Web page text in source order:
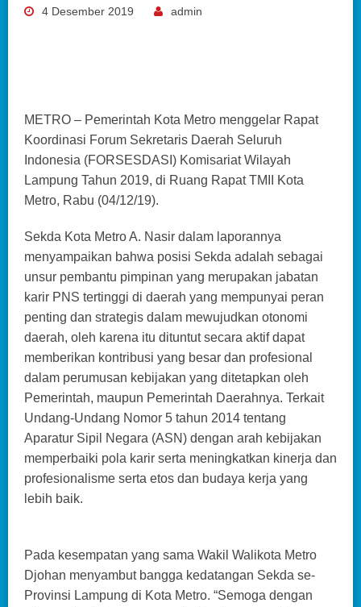
4 Desember 2019 admin
METRO – Pemerintah Kota Metro menggelar Rapat
Koordinasi Forum Sekretaris Daerah Seluruh
Indonesia (FORSESDASI) Komisariat Wilayah
Lampung Tahun 2019, di Ruang Rapat TMII Kota
Metro, Rabu (04/12/19).
Sekda Kota Metro A. Nasir dalam laporannya
menyampaikan bahwa posisi Sekda adalah sebagai
unsur pembantu pimpinan yang merupakan jabatan
karir PNS tertinggi di daerah yang mempunyai peran
penting dan strategis dalam mewujudkan otonomi
daerah, oleh karena itu dituntut secara aktif dapat
memberikan kontribusi yang besar dan profesional
dalam perumusan kebijakan yang ditetapkan oleh
Pemerintah, maupun Pemerintah Daerahnya. Terkait
Undang-Undang Nomor 5 tahun 2014 tentang
Aparatur Sipil Negara (ASN) dengan arah kebijakan
memperbaiki pola karir serta meningkatkan kinerja dan
profesionalisme serta etos dan budaya kerja yang
lebih baik.
Pada kesempatan yang sama Wakil Walikota Metro
Djohan menyambut bangga kedatangan Sekda se-
Provinsi Lampung di Kota Metro. “Semoga dengan